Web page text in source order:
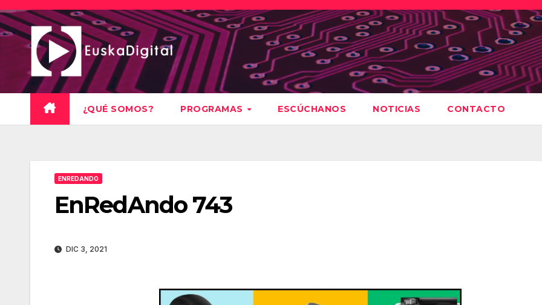
Saltar
al
contenido
¿QUÉ SOMOS? PROGRAMAS ESCÚCHANOS NOTICIAS CONTACTO
ENREDANDO
EnRedAndo 743
DIC 3, 2021